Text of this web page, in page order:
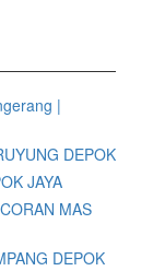
|
DEPOK
JAYA
MAS
DEPOK